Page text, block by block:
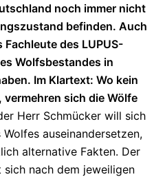
noch immer nicht
befinden. Auch
des LUPUS-
Wolfsbestandes in
Im Klartext: Wo kein
sich die Wölfe
Herr Schmücker will sich
auseinandersetzen,
alternative Fakten. Der
nach dem jeweiligen